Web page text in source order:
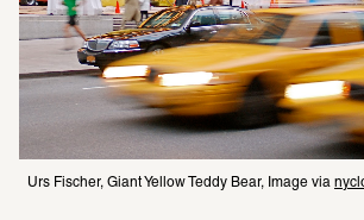
Urs Fischer, Giant Yellow Teddy Bear, Image via